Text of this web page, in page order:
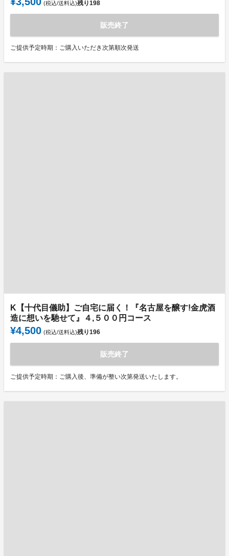
(税込/送料込)残り198
販売終了
ご提供予定時期：ご購入いただき次第順次発送
K【十代目儀助】ご自宅に届く！『名古屋を醸す!金虎酒
造に想いを馳せて』４,５００円コース
¥4,500 (税込/送料込)残り196
販売終了
ご提供予定時期：ご購入後、準備が整い次第発送いたします。